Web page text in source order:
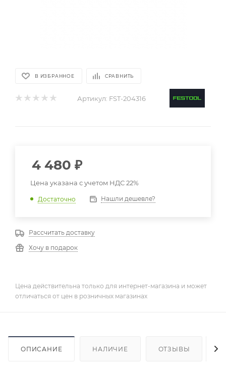
В ИЗБРАННОЕ СРАВНИТЬ
Артикул: FST-204316
4 480 ₽
Цена указана с учетом НДС 22%
Достаточно Нашли дешевле?
Рассчитать доставку
Хочу в подарок
Цена действительна только для интернет-магазина и может
отличаться от цен в розничных магазинах
ОПИСАНИЕ НАЛИЧИЕ ОТЗЫВЫ